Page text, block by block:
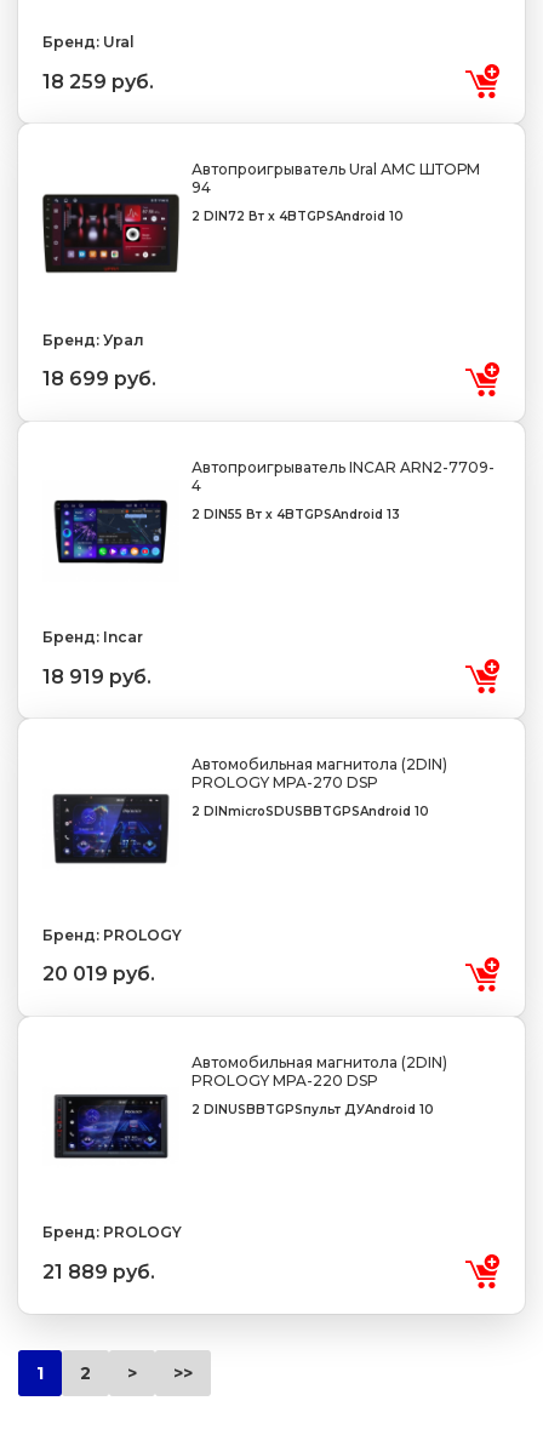
Бренд: Ural
18 259 руб.
Автопроигрыватель Ural АМС ШТОРМ
94
2 DIN72 Вт x 4BTGPSAndroid 10
Бренд: Урал
18 699 руб.
Автопроигрыватель INCAR ARN2-7709-
4
2 DIN55 Вт х 4BTGPSAndroid 13
Бренд: Incar
18 919 руб.
Автомобильная магнитола (2DIN)
PROLOGY MPA-270 DSP
2 DINmicroSDUSB BTGPSAndroid 10
Бренд: PROLOGY
20 019 руб.
Автомобильная магнитола (2DIN)
PROLOGY MPA-220 DSP
2 DINUSBBTGPSпульт ДУAndroid 10
Бренд: PROLOGY
21 889 руб.
1 2 > >>